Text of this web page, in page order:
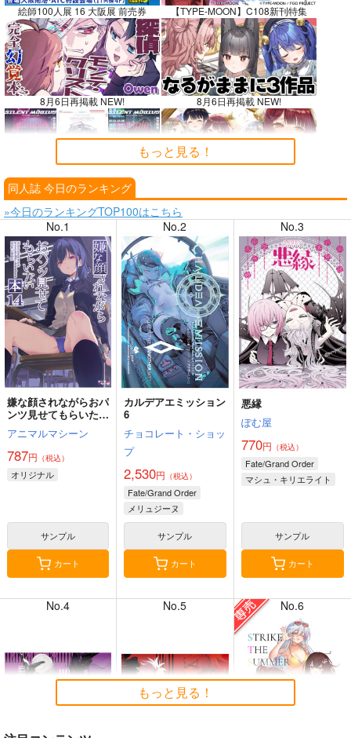
絵師100人展 16 大阪展 前売券 【TYPE-MOON】C108新刊特集
8月6日再掲載 NEW! 8月6日再掲載 NEW!
8月4日掲載
8月3日掲載 8月3日掲載
8月2日掲載 8月2日掲載
7月31日掲載 7月31日掲載
7月30日掲載 7月30日掲載
7月28日掲載
もっと見る！
同人誌 今日のランキング
»今日のランキングTOP100はこちら
No.1
嫌な顔されながらおパ
ンツ見せてもらいたい
本14
アニマルマシーン
787円 （税込）
オリジナル
サンプル
カート
No.2
カルデアエミッション
6
チョコレート・ショッ
プ
2,530円 （税込）
Fate/Grand Order
メリュジーヌ
サンプル
カート
No.3
悪縁
ぽむ屋
770円 （税込）
Fate/Grand Order
マシュ・キリエライト
サンプル
カート
No.4 No.5 No.6
もっと見る！